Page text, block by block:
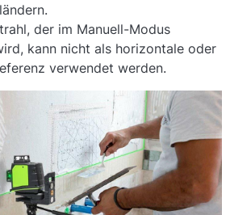
der im Manuell-Modus
kann nicht als horizontale oder
verwendet werden.